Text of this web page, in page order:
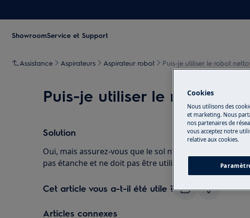
ShowroomService et Support
Assistance Aspirateurs Aspirateur robot Puis-je utiliser le robot
Puis-je utiliser le robot
Solution
Oui, mais assurez-vous que le sol n’est pas mouillé ou
pas étanche et ne doit pas être utilisé sur des surfaces
Cet article vous a-t-il été utile ?
Articles connexes
Cookies
Nous utilisons des
et marketing. Nous
nos partenaires de
vous acceptez notre
relative aux cookies.